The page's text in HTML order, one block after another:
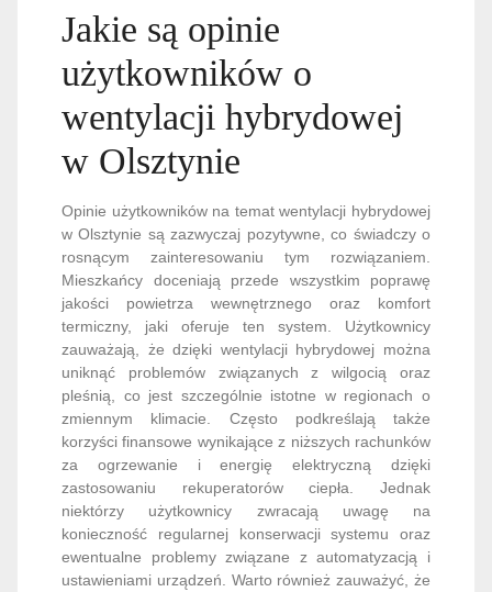
Jakie są opinie
użytkowników o
wentylacji hybrydowej
w Olsztynie
Opinie użytkowników na temat wentylacji hybrydowej
w Olsztynie są zazwyczaj pozytywne, co świadczy o
rosnącym zainteresowaniu tym rozwiązaniem.
Mieszkańcy doceniają przede wszystkim poprawę
jakości powietrza wewnętrznego oraz komfort
termiczny, jaki oferuje ten system. Użytkownicy
zauważają, że dzięki wentylacji hybrydowej można
uniknąć problemów związanych z wilgocią oraz
pleśnią, co jest szczególnie istotne w regionach o
zmiennym klimacie. Często podkreślają także
korzyści finansowe wynikające z niższych rachunków
za ogrzewanie i energię elektryczną dzięki
zastosowaniu rekuperatorów ciepła. Jednak
niektórzy użytkownicy zwracają uwagę na
konieczność regularnej konserwacji systemu oraz
ewentualne problemy związane z automatyzacją i
ustawieniami urządzeń. Warto również zauważyć, że